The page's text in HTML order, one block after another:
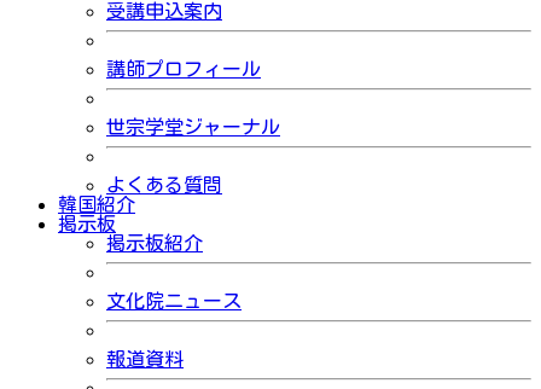
受講申込案内
講師プロフィール
世宗学堂ジャーナル
よくある質問
韓国紹介
掲示板
掲示板紹介
文化院ニュース
報道資料